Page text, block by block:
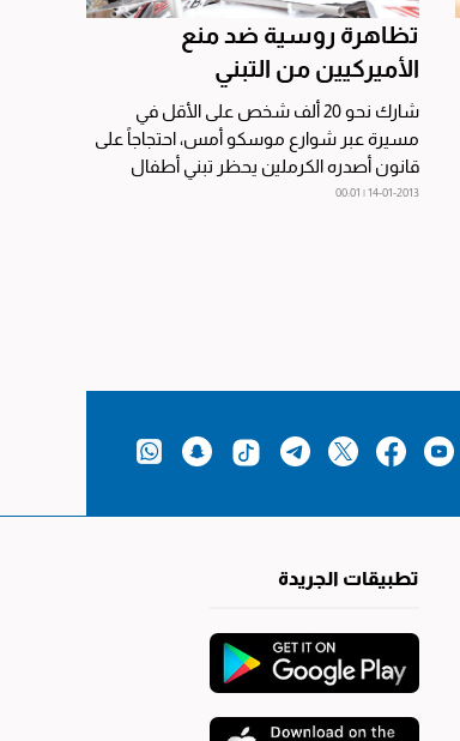
تظاهرة روسية ضد منع
الأميركيين من التبني
شارك نحو 20 ألف شخص على الأقل في
مسيرة عبر شوارع موسكو أمس، احتجاجاً على
قانون أصدره الكرملين يحظر تبني أطفال
روس من قبل عائلات أميركية، ما...
14-01-2013 | 00:01
تطبيقات الجريدة